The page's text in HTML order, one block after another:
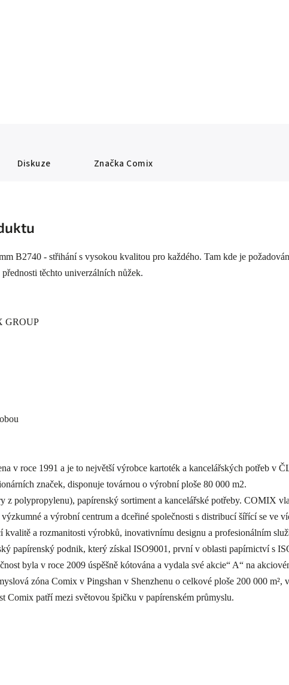
Diskuze Značka Comix
B2740 - střihání s vysokou kvalitou pro každého. Tam kde je
těchto univerzálních nůžek.
GROUP
v roce 1991 a je to největší výrobce kartoték a kancelářských potřeb
značek, disponuje továrnou o výrobní ploše 80 000 m2.
z polypropylenu), papírenský sortiment a kancelářské potřeby. COMIX
a výrobní centrum a dceřiné společnosti s distribucí šířící se ve
a rozmanitosti výrobků, inovativnímu designu a profesionálním
papírenský podnik, který získal ISO9001, první v oblasti papírnictví s
byla v roce 2009 úspěšně kótována a vydala své akcie“ A“ na
zóna Comix v Pingshan v Shenzhenu o celkové ploše 200 000 m²,
Comix patří mezi světovou špičku v papírenském průmyslu.